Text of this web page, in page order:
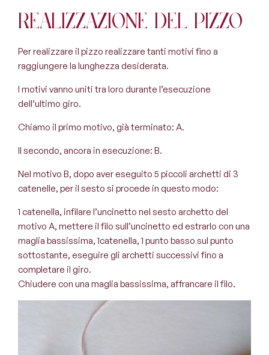
Realizzazione del pizzo
Per realizzare il pizzo realizzare tanti motivi fino a
raggiungere la lunghezza desiderata.
I motivi vanno uniti tra loro durante l’esecuzione
dell’ultimo giro.
Chiamo il primo motivo, già terminato: A.
Il secondo, ancora in esecuzione: B.
Nel motivo B, dopo aver eseguito 5 piccoli archetti di 3
catenelle, per il sesto si procede in questo modo:
1 catenella, infilare l’uncinetto nel sesto archetto del
motivo A, mettere il filo sull’uncinetto ed estrarlo con una
maglia bassissima, 1catenella, 1 punto basso sul punto
sottostante, eseguire gli archetti successivi fino a
completare il giro.
Chiudere con una maglia bassissima, affrancare il filo.